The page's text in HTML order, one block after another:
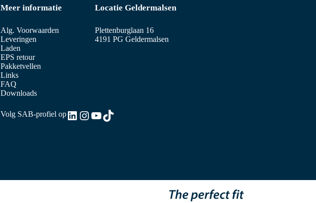
Meer informatie
Alg. Voorwaarden
Leveringen
Laden
EPS retour
Pakketvellen
Links
FAQ
Downloads
Locatie Geldermalsen
Plettenburglaan 16
4191 PG Geldermalsen
Volg SAB-profiel opLinkedIn
Instagram
YouTube
TikTok